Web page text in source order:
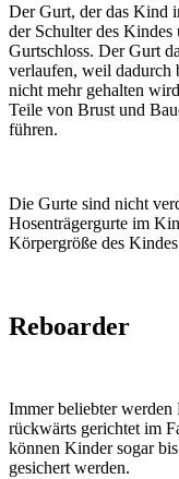
Der Gurt, der das Kind
der Schulter des Kindes
Gurtschloss. Der Gurt
verlaufen, weil dadurch
nicht mehr gehalten
Teile von Brust und
führen.
Die Gurte sind nicht
Hosenträgergurte im
Körpergröße des
Reboarder
Immer beliebter werden
rückwärts gerichtet im
können Kinder sogar
gesichert werden.